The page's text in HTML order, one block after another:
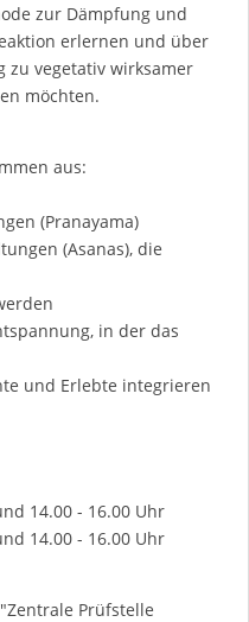
zur Dämpfung und
erlernen und über
zu vegetativ wirksamer
möchten.
aus:
(Pranayama)
(Asanas), die
in der das
und Erlebte integrieren
14.00 - 16.00 Uhr
14.00 - 16.00 Uhr
Prüfstelle